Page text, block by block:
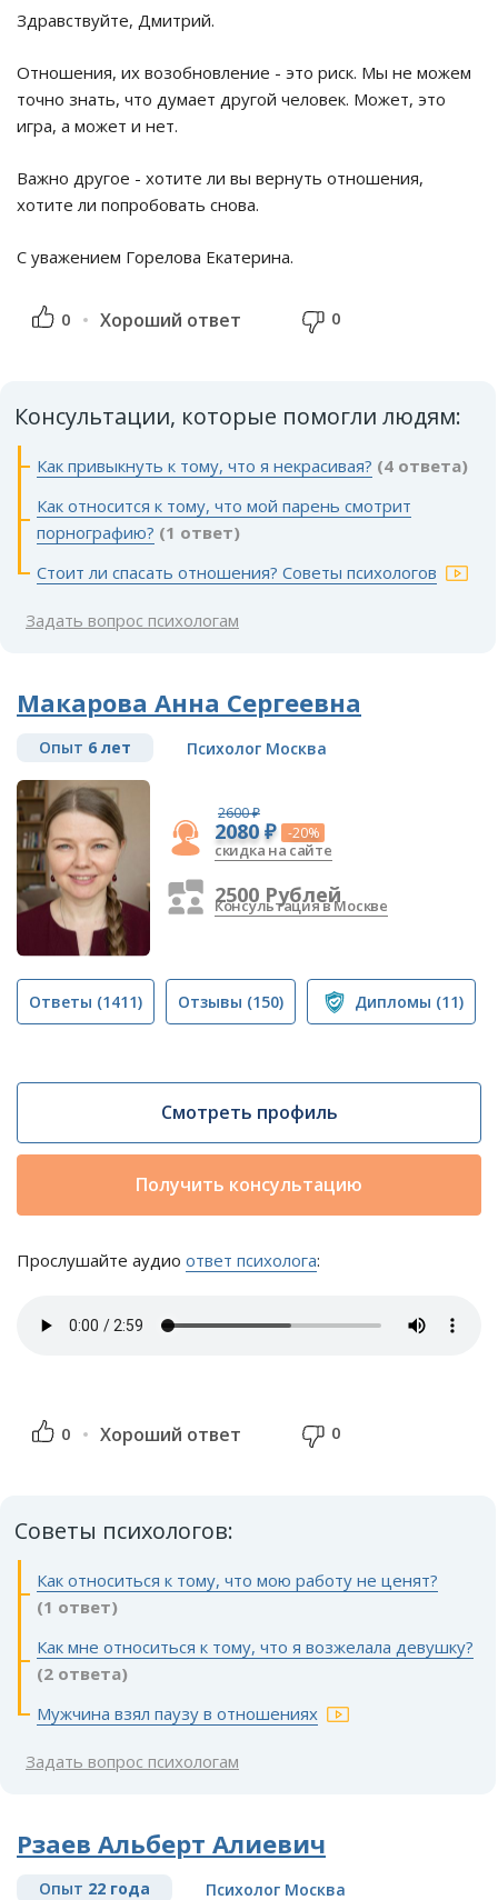
Здравствуйте, Дмитрий.
Отношения, их возобновление - это риск. Мы не можем
точно знать, что думает другой человек. Может, это
игра, а может и нет.
Важно другое - хотите ли вы вернуть отношения,
хотите ли попробовать снова.
С уважением Горелова Екатерина.
0 Хороший ответ 0
Консультации, которые помогли людям:
Как привыкнуть к тому, что я некрасивая? (4 ответа)
Как относится к тому, что мой парень смотрит
порнографию? (1 ответ)
Стоит ли спасать отношения? Советы психологов
Задать вопрос психологам
Макарова Анна Сергеевна
Опыт 6 лет Психолог Москва
2600 ₽
2080 ₽ -20%
скидка на сайте
2500 Рублей
Консультация в Москве
Ответы (1411) Отзывы (150) Дипломы (11)
Смотреть профиль
Получить консультацию
Прослушайте аудио ответ психолога:
0 Хороший ответ 0
Советы психологов:
Как относиться к тому, что мою работу не ценят?
(1 ответ)
Как мне относиться к тому, что я возжелала девушку?
(2 ответа)
Мужчина взял паузу в отношениях
Задать вопрос психологам
Рзаев Альберт Алиевич
Опыт 22 года Психолог Москва